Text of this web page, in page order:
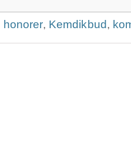
honorer, Kemdikbud,